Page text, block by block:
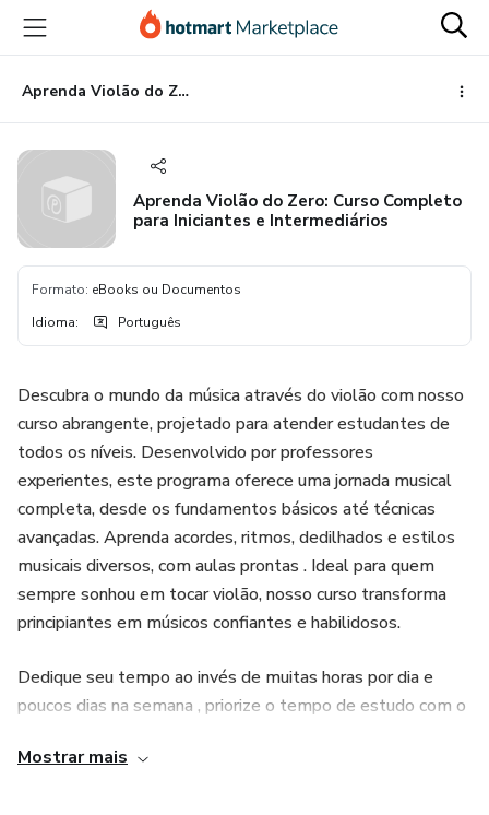
para
conteúdo
principal
para
pagamento
para
rodapé
Aprenda Violão do Zero: Curso Completo para Iniciantes e Intermediários
Aprenda Violão do Zero: Curso Completo
para Iniciantes e Intermediários
Formato: eBooks ou Documentos
Idioma: Português
Descubra o mundo da música através do violão com nosso
curso abrangente, projetado para atender estudantes de
todos os níveis. Desenvolvido por professores
experientes, este programa oferece uma jornada musical
completa, desde os fundamentos básicos até técnicas
avançadas. Aprenda acordes, ritmos, dedilhados e estilos
musicais diversos, com aulas prontas . Ideal para quem
sempre sonhou em tocar violão, nosso curso transforma
principiantes em músicos confiantes e habilidosos.
Dedique seu tempo ao invés de muitas horas por dia e
poucos dias na semana , priorize o tempo de estudo com o
semana . Boas Aulas !
Mostrar mais